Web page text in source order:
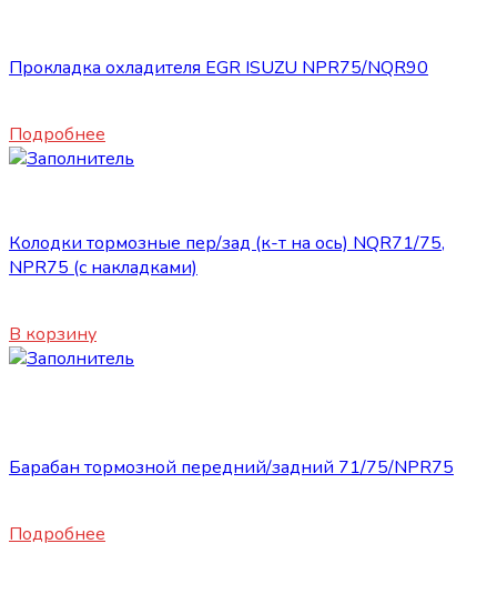
Прокладка охладителя EGR ISUZU NPR75/NQR90
Подробнее
Колодки тормозные пер/зад (к-т на ось) NQR71/75,
NPR75 (с накладками)
В корзину
Барабан тормозной передний/задний 71/75/NPR75
Подробнее